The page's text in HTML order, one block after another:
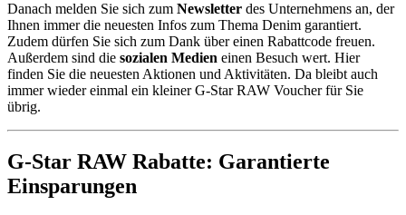
Danach melden Sie sich zum Newsletter des Unternehmens an, der
Ihnen immer die neuesten Infos zum Thema Denim garantiert.
Zudem dürfen Sie sich zum Dank über einen Rabattcode freuen.
Außerdem sind die sozialen Medien einen Besuch wert. Hier
finden Sie die neuesten Aktionen und Aktivitäten. Da bleibt auch
immer wieder einmal ein kleiner G-Star RAW Voucher für Sie
übrig.
G-Star RAW Rabatte: Garantierte
Einsparungen